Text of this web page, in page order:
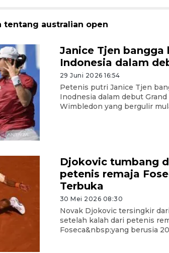
tentang australian open
Janice Tjen bangga
Indonesia dalam
29 Juni 2026 16:54
Petenis putri Janice Tjen
Inodnesia dalam debut
Wimbledon yang bergulir
Djokovic tumbang
petenis remaja
Terbuka
30 Mei 2026 08:30
Novak Djokovic tersingkir
setelah kalah dari petenis
Foseca&nbsp;yang berusia